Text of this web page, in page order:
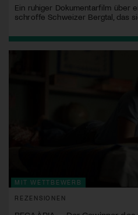
Ein ruhiger Dokumentarfilm über
schroffe Schweizer Bergtal, das
MIT WETTBEWERB
REZENSIONEN